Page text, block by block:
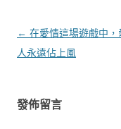
文章導覽
← 在愛情這場遊戲中，
人永遠佔上風
發佈留言